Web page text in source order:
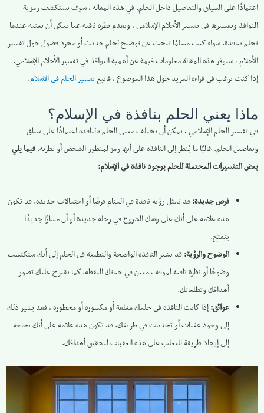
اعتمادًا على السياق والتفاصيل داخل الحلم. في هذه المقالة ، سوف نستكشف رمزية
النوافذ وتفسيرها في تفسير الأحلام الإسلامي ، ونقدم نظرة ثاقبة عما يمكن أن يعنيه عندما
تحلم بنافذة. سواء كنت مسلمًا تبحث عن توضيح لحلم حديث أو مجرد فضول حول تفسير
الأحلام ، ستوفر هذه المقالة معلومات قيمة عن أهمية النوافذ في تفسير الأحلام الإسلامي.
إذا كنت ترغب في قراءة المزيد حول هذا الموضوع ، فاتبعتفسير الحلم في الاسلام.
ماذا يعني الحلم بنافذة في الإسلام؟
في تفسير الحلم الإسلامي ، يمكن أن يختلف معنى الحلم بالنافذة اعتمادًا على سياق
وتفاصيل الحلم. غالبًا ما يُنظر إلى النافذة على أنها رمز لمنظور الشخص أو نظرته.فيما يلي
بعض التفسيرات المحتملة للحلم بوجود نافذة في الإسلام:
فرص جديدة:قد تمثل رؤية نافذة في المنام فرصًا أو احتمالات جديدة. قد تكون
هذه علامة على أنك على وشك الشروع في رحلة جديدة أو أن مسارًا جديدًا
ينفتح.
الوضوح والرؤية:قد تشير النافذة الواضحة والنظيفة في الحلم إلى أنك ستكتسب
وضوحًا أو نظرة ثاقبة لموقف معين في حياتك اليقظة. كما يقترح عليك تصور
أهدافك وتطلعاتك.
عوائق:إذا كانت النافذة في حلمك مغلقة أو مكسورة أو محظورة ، فقد يشير ذلك
إلى وجود عقبات أو تحديات في طريقك. قد تكون هذه علامة على أنك بحاجة
إلى إيجاد طريقة للتغلب على هذه العقبات لتحقيق أهدافك.